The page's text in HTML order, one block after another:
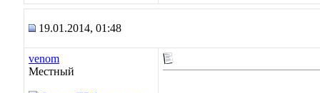
19.01.2014, 01:48
venom
Местный